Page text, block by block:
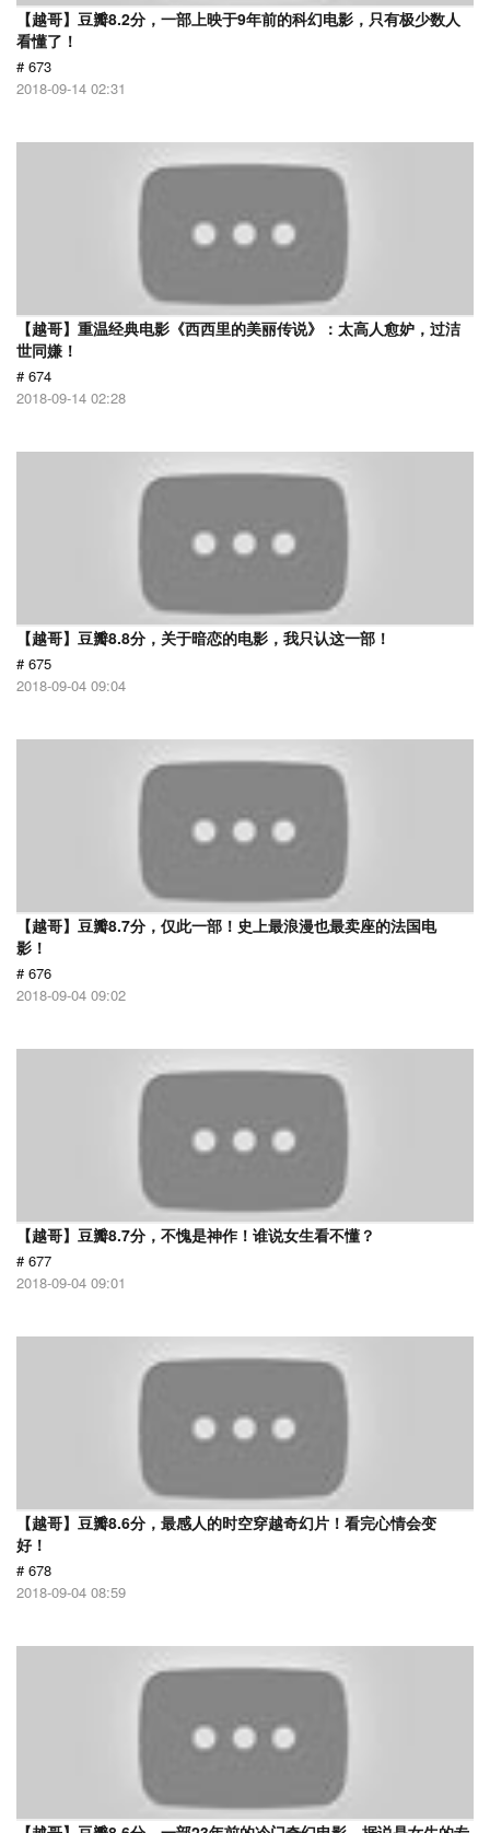
【越哥】豆瓣8.2分，一部上映于9年前的科幻电影，只有极少数人
看懂了！
# 673
2018-09-14 02:31
【越哥】重温经典电影《西西里的美丽传说》：太高人愈妒，过洁
世同嫌！
# 674
2018-09-14 02:28
【越哥】豆瓣8.8分，关于暗恋的电影，我只认这一部！
# 675
2018-09-04 09:04
【越哥】豆瓣8.7分，仅此一部！史上最浪漫也最卖座的法国电
影！
# 676
2018-09-04 09:02
【越哥】豆瓣8.7分，不愧是神作！谁说女生看不懂？
# 677
2018-09-04 09:01
【越哥】豆瓣8.6分，最感人的时空穿越奇幻片！看完心情会变
好！
# 678
2018-09-04 08:59